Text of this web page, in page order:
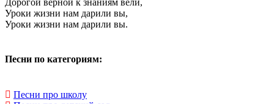
Дорогой верной к знаниям вели,
Уроки жизни нам дарили вы,
Уроки жизни нам дарили вы.
Песни по категориям:
Песни про школу